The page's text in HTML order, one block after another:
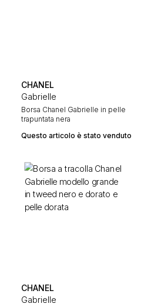
CHANEL
Gabrielle
Borsa Chanel Gabrielle in pelle
trapuntata nera
Questo articolo è stato venduto
CHANEL
Gabrielle